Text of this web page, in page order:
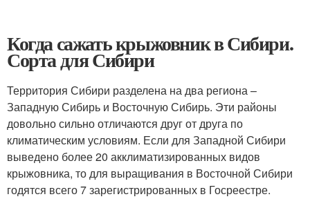
Когда сажать крыжовник в Сибири.
Сорта для Сибири
Территория Сибири разделена на два региона –
Западную Сибирь и Восточную Сибирь. Эти районы
довольно сильно отличаются друг от друга по
климатическим условиям. Если для Западной Сибири
выведено более 20 акклиматизированных видов
крыжовника, то для выращивания в Восточной Сибири
годятся всего 7 зарегистрированных в Госреестре.